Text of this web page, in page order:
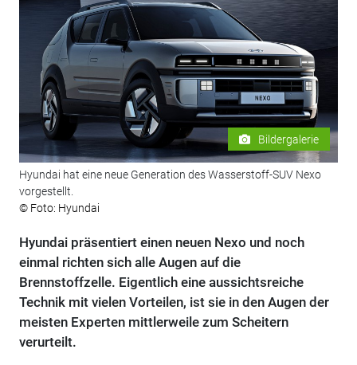
Bildergalerie
Hyundai hat eine neue Generation des Wasserstoff-SUV Nexo
vorgestellt.
© Foto: Hyundai
Hyundai präsentiert einen neuen Nexo und noch
einmal richten sich alle Augen auf die
Brennstoffzelle. Eigentlich eine aussichtsreiche
Technik mit vielen Vorteilen, ist sie in den Augen der
meisten Experten mittlerweile zum Scheitern
verurteilt.